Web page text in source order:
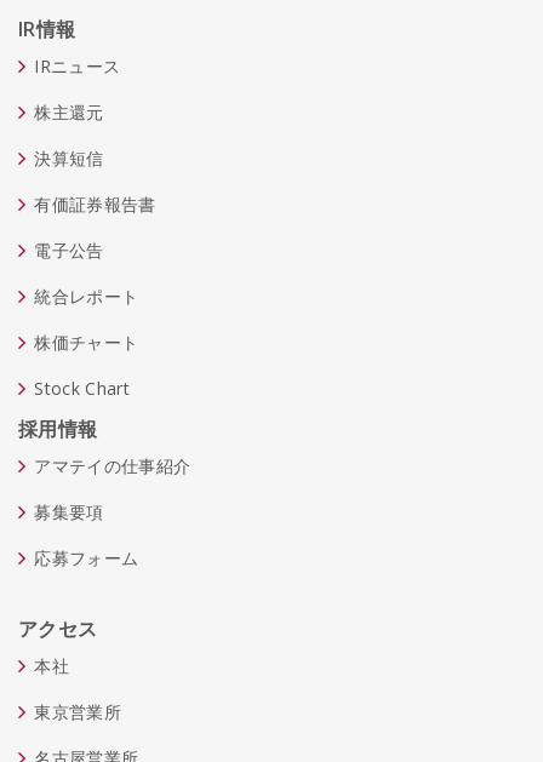
IR情報
IRニュース
株主還元
決算短信
有価証券報告書
電子公告
統合レポート
株価チャート
Stock Chart
採用情報
アマテイの仕事紹介
募集要項
応募フォーム
アクセス
本社
東京営業所